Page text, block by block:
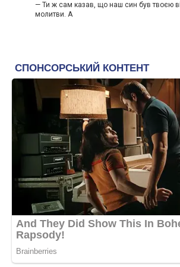
— Ти ж сам казав, що наш син був твоєю
молитви. А